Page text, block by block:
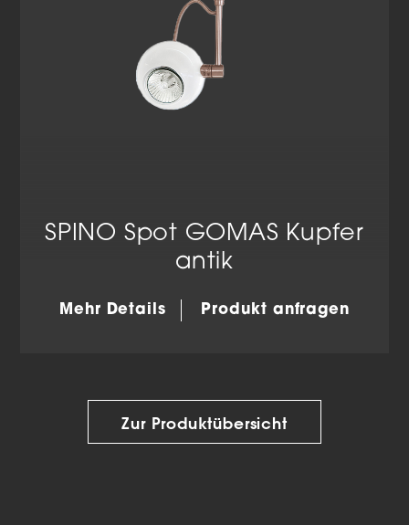
SPINO Spot GOMAS Kupfer
antik
Mehr Details Produkt anfragen
Zur Produktübersicht